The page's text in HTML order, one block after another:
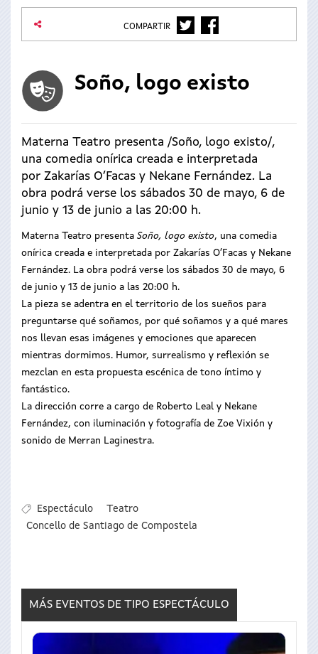
COMPARTIR TWITTERFACEBOOK
Soño, logo existo
Materna Teatro presenta /Soño, logo existo/,
una comedia onírica creada e interpretada
por Zakarías O’Facas y Nekane Fernández. La
obra podrá verse los sábados 30 de mayo, 6 de
junio y 13 de junio a las 20:00 h.
Materna Teatro presenta Soño, logo existo, una comedia
onírica creada e interpretada por Zakarías O’Facas y Nekane
Fernández. La obra podrá verse los sábados 30 de mayo, 6
de junio y 13 de junio a las 20:00 h.
La pieza se adentra en el territorio de los sueños para
preguntarse qué soñamos, por qué soñamos y a qué mares
nos llevan esas imágenes y emociones que aparecen
mientras dormimos. Humor, surrealismo y reflexión se
mezclan en esta propuesta escénica de tono íntimo y
fantástico.
La dirección corre a cargo de Roberto Leal y Nekane
Fernández, con iluminación y fotografía de Zoe Vixión y
sonido de Merran Laginestra.
Espectáculo
Teatro
Concello de Santiago de Compostela
MÁS EVENTOS DE TIPO ESPECTÁCULO